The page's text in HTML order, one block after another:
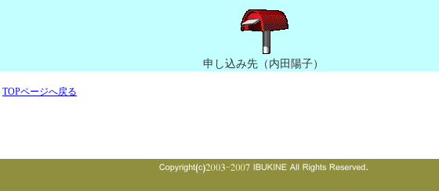
申し込み先（内田陽子）
TOPページへ戻る